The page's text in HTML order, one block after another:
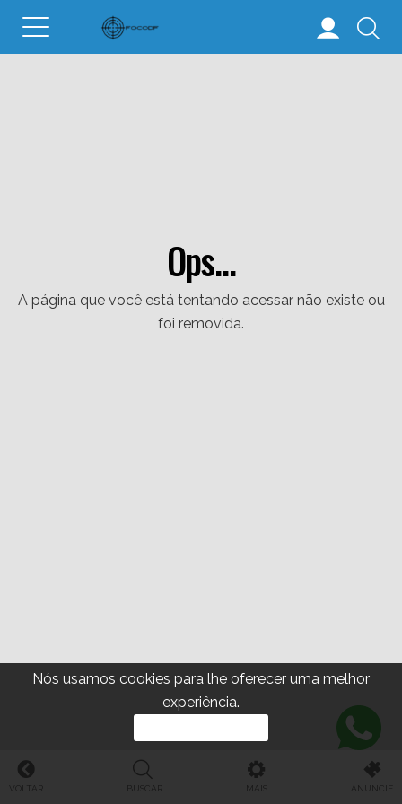
Nós usamos cookies para lhe oferecer uma melhor
experiência.
Ops...
A página que você está tentando acessar não existe ou
foi removida.
VOLTAR BUSCAR MAIS ANUNCIE